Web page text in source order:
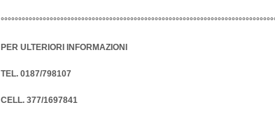
PER ULTERIORI INFORMAZIONI
TEL. 0187/798107
CELL. 377/1697841